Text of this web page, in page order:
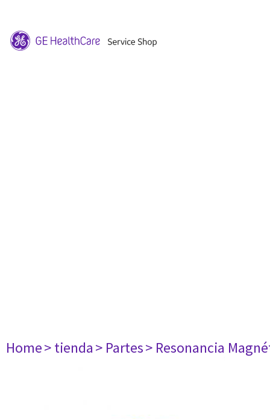
Home> tienda> Partes> Resonancia